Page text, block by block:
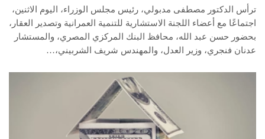
ترأس الدكتور مصطفى مدبولي، رئيس مجلس الوزراء، اليوم الاثنين،
اجتماعًا مع أعضاء اللجنة الاستشارية للتنمية العمرانية وتصدير العقار،
بحضور حسن عبد الله، محافظ البنك المركزي المصري، والمستشار
عدنان فنجري، وزير العدل، والمهندس شريف الشربيني،…